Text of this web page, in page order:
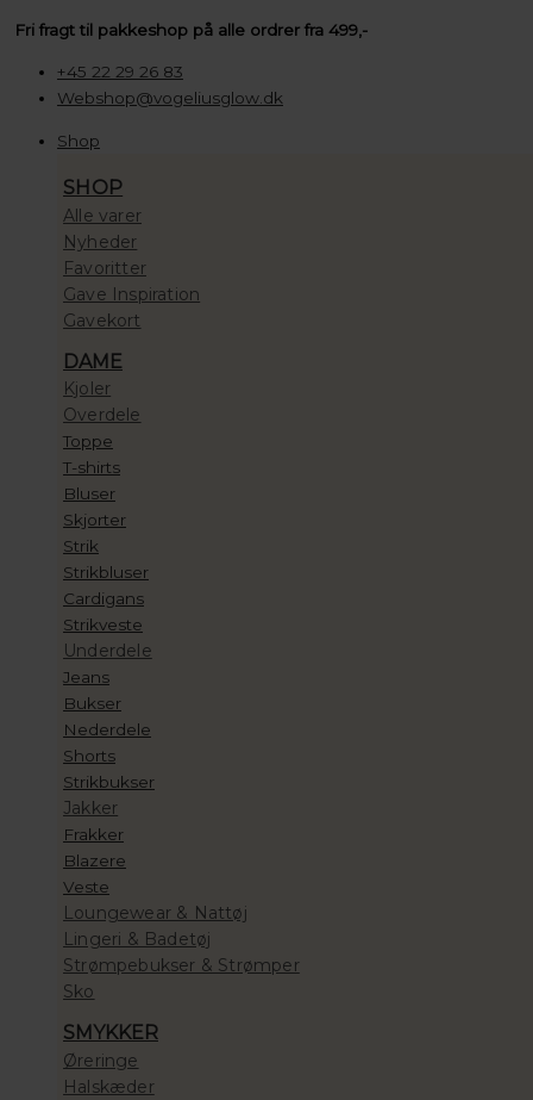
til
indholdet
Fri fragt til pakkeshop på alle ordrer fra 499,-
+45 22 29 26 83
Webshop@vogeliusglow.dk
Shop
SHOP
Alle varer
Nyheder
Favoritter
Gave Inspiration
Gavekort
DAME
Kjoler
Overdele
Toppe
T-shirts
Bluser
Skjorter
Strik
Strikbluser
Cardigans
Strikveste
Underdele
Jeans
Bukser
Nederdele
Shorts
Strikbukser
Jakker
Frakker
Blazere
Veste
Loungewear & Nattøj
Lingeri & Badetøj
Strømpebukser & Strømper
Sko
SMYKKER
Øreringe
Halskæder
………
100,00 kr.
10.000,00 kr.